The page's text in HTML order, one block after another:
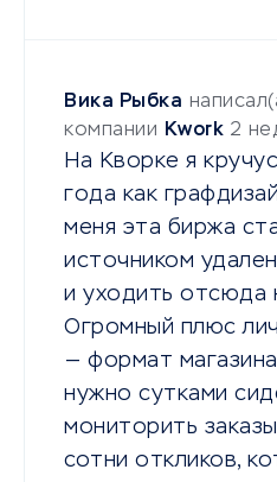
Вика Рыбка
компании Kwork 2
На Кворке я
года как
меня эта биржа
источником
и уходить отсюда
Огромный плюс
— формат
нужно сутками
мониторить
сотни откликов,